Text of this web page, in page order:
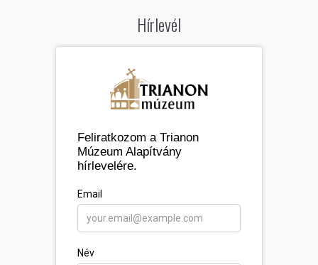
Hírlevél